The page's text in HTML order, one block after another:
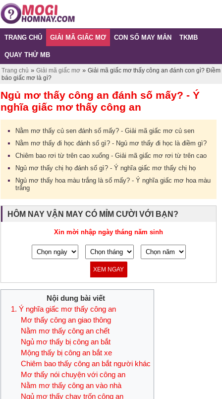
TRANG CHỦ GIẢI MÃ GIẤC MƠ CON SỐ MAY MẮN TKMB
QUAY THỬ MB
Trang chủ » Giải mã giấc mơ » Giải mã giấc mơ thấy công an đánh con gì? Điềm
báo giấc mơ là gì?
Ngủ mơ thấy công an đánh số mấy? - Ý
nghĩa giấc mơ thấy công an
Nằm mơ thấy củ sen đánh số mấy? - Giải mã giấc mơ củ sen
Nằm mơ thấy đi học đánh số gì? - Ngủ mơ thấy đi học là điềm gì?
Chiêm bao rơi từ trên cao xuống - Giải mã giấc mơ rơi từ trên cao
Ngủ mơ thấy chị họ đánh số gì? - Ý nghĩa giấc mơ thấy chị họ
Ngủ mơ thấy hoa màu trắng là số mấy? - Ý nghĩa giấc mơ hoa màu
trắng
HÔM NAY VẬN MAY CÓ MỈM CƯỜI VỚI BẠN?
Xin mời nhập ngày tháng năm sinh
XEM NGAY
Nội dung bài viết
1. Ý nghĩa giấc mơ thấy công an
Mơ thấy công an giao thông
Nằm mơ thấy công an chết
Ngủ mơ thấy bị công an bắt
Mộng thấy bị công an bắt xe
Chiêm bao thấy công an bắt người khác
Mơ thấy nói chuyện với công an
Nằm mơ thấy công an vào nhà
Ngủ mơ thấy chạy trốn công an